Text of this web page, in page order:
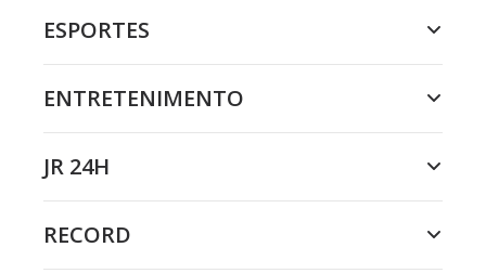
ESPORTES
ENTRETENIMENTO
JR 24H
RECORD